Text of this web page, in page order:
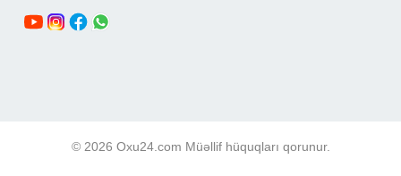
© 2026 Oxu24.com Müəllif hüquqları qorunur.